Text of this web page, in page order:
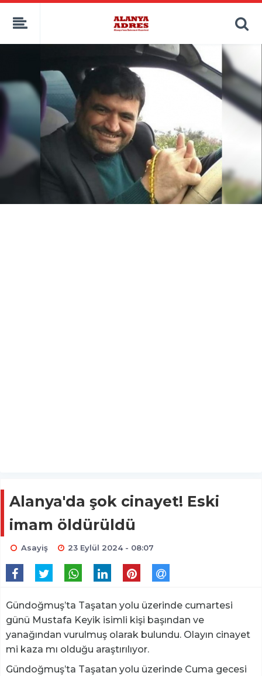
kaçak bahis
deneme bonusu
deneme bonusu veren siteler
bahis siteleri
porno izle
Alanya'da şok cinayet! Eski
imam öldürüldü
Asayiş 23 Eylül 2024 - 08:07
Gündoğmuş’ta Taşatan yolu üzerinde cumartesi
günü Mustafa Keyik isimli kişi başından ve
yanağından vurulmuş olarak bulundu. Olayın cinayet
mi kaza mı olduğu araştırılıyor.
Gündoğmuş’ta Taşatan yolu üzerinde Cuma gecesi